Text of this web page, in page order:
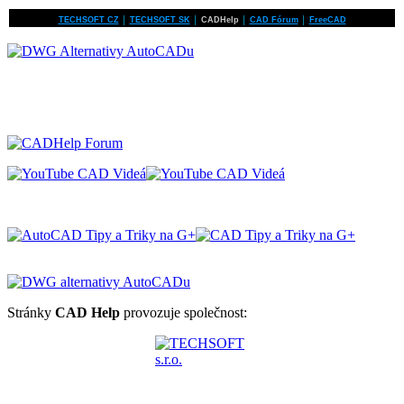
TECHSOFT CZ│ TECHSOFT SK│ CADHelp CAD Fórum│ FreeCAD
Stránky CAD Help provozuje společnost: